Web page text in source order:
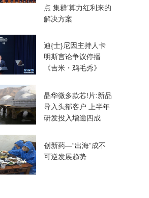
点 集群’算力红利来的
解决方案
迪{士}尼因主持人卡
明斯言论争议停播
《吉米・鸡毛秀》
晶华微多款芯!片:新品
导入头部客户 上半年
研发投入增逾四成
创新药—“出海”成不
可逆发展趋势